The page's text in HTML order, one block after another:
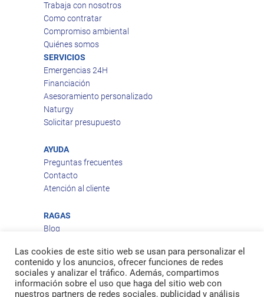
Trabaja con nosotros
Como contratar
Compromiso ambiental
Quiénes somos
SERVICIOS
Emergencias 24H
Financiación
Asesoramiento personalizado
Naturgy
Solicitar presupuesto
AYUDA
Preguntas frecuentes
Contacto
Atención al cliente
RAGAS
Blog
Política de privacidad
Política de cookies
Política de envío
Política de devoluciones
Las cookies de este sitio web se usan para personalizar el
contenido y los anuncios, ofrecer funciones de redes
sociales y analizar el tráfico. Además, compartimos
información sobre el uso que haga del sitio web con
nuestros partners de redes sociales, publicidad y análisis